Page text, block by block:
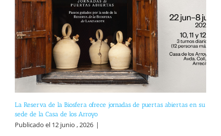
La Reserva de la Biosfera ofrece jornadas de puertas abiertas en su
sede de la Casa de los Arroyo
Publicado el 12 junio , 2026 |